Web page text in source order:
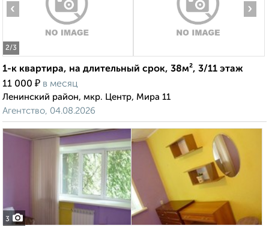
2/3
‹ ›
1-к квартира, на длительный срок, 38м², 3/11 этаж
11 000 ₽ в месяц
Ленинский район, мкр. Центр, Мира 11
Агентство, 04.08.2026
3